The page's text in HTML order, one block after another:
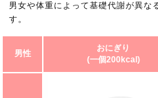
男女や体重によって基礎代謝が異な
す。
男性
おにぎり
(一個200kcal)